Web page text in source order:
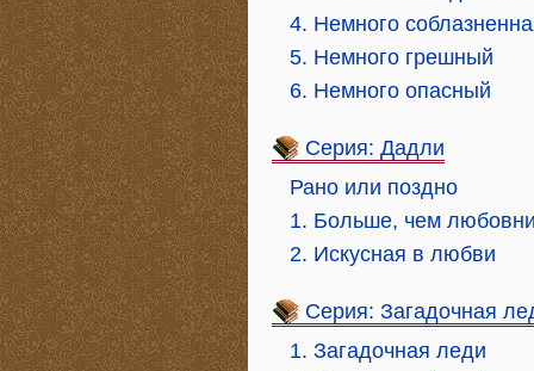
4. Немного
5. Немного грешный
6. Немного опасный
Серия: Дадли
Рано или поздно
1. Больше, чем
2. Искусная в любви
Серия: Загадочная
1. Загадочная леди